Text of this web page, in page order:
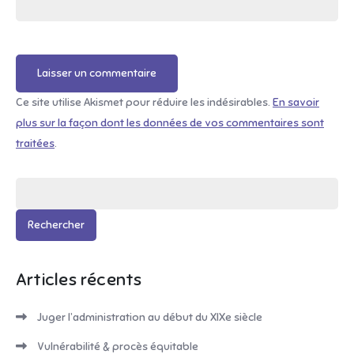
Ce site utilise Akismet pour réduire les indésirables. En savoir
plus sur la façon dont les données de vos commentaires sont
traitées.
Articles récents
Juger l’administration au début du XIXe siècle
Vulnérabilité & procès équitable